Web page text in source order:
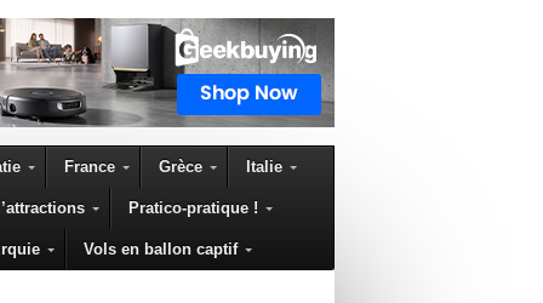
France Grèce Italie
Pratico-pratique !
Vols en ballon captif